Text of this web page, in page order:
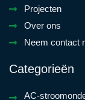
Projecten
Over ons
Neem contact
Categorieën
AC-